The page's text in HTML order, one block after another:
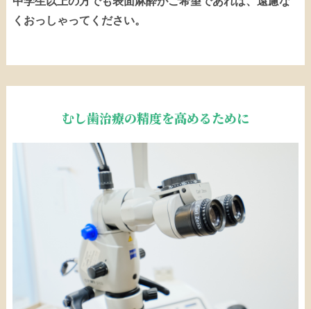
くおっしゃってください。
むし歯治療の精度を高めるために